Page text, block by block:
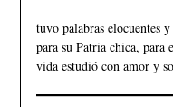
tuvo palabras elocuentes
para su Patria chica, para
vida estudió con amor y